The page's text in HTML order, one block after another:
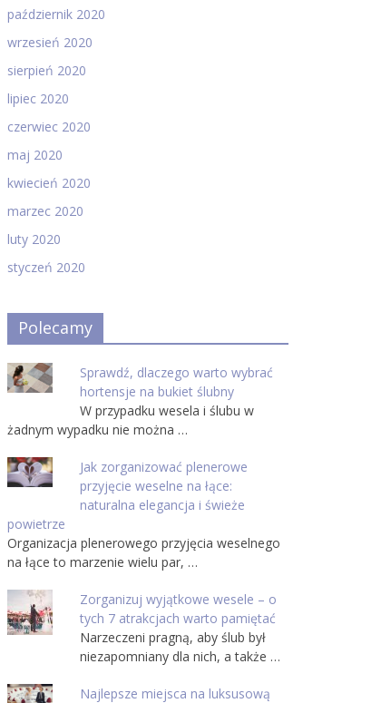
październik 2020
wrzesień 2020
sierpień 2020
lipiec 2020
czerwiec 2020
maj 2020
kwiecień 2020
marzec 2020
luty 2020
styczeń 2020
Polecamy
Sprawdź, dlaczego warto wybrać
hortensje na bukiet ślubny
W przypadku wesela i ślubu w
żadnym wypadku nie można …
Jak zorganizować plenerowe
przyjęcie weselne na łące:
naturalna elegancja i świeże
powietrze
Organizacja plenerowego przyjęcia weselnego
na łące to marzenie wielu par, …
Zorganizuj wyjątkowe wesele – o
tych 7 atrakcjach warto pamiętać
Narzeczeni pragną, aby ślub był
niezapomniany dla nich, a także …
Najlepsze miejsca na luksusową